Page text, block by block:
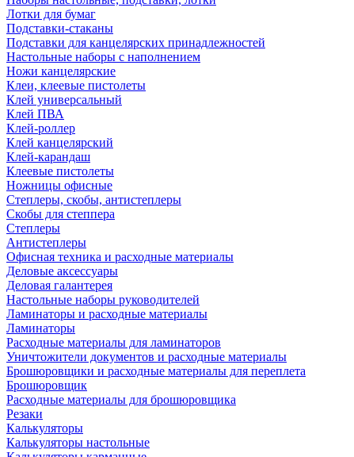
Лотки для бумаг
Подставки-стаканы
Подставки для канцелярских принадлежностей
Настольные наборы с наполнением
Ножи канцелярские
Клеи, клеевые пистолеты
Клей универсальный
Клей ПВА
Клей-роллер
Клей канцелярский
Клей-карандаш
Клеевые пистолеты
Ножницы офисные
Степлеры, скобы, антистеплеры
Скобы для степпера
Степлеры
Антистеплеры
Офисная техника и расходные материалы
Деловые аксессуары
Деловая галантерея
Настольные наборы руководителей
Ламинаторы и расходные материалы
Ламинаторы
Расходные материалы для ламинаторов
Уничтожители документов и расходные материалы
Брошюровщики и расходные материалы для переплета
Брошюровщик
Расходные материалы для брошюровщика
Резаки
Калькуляторы
Калькуляторы настольные